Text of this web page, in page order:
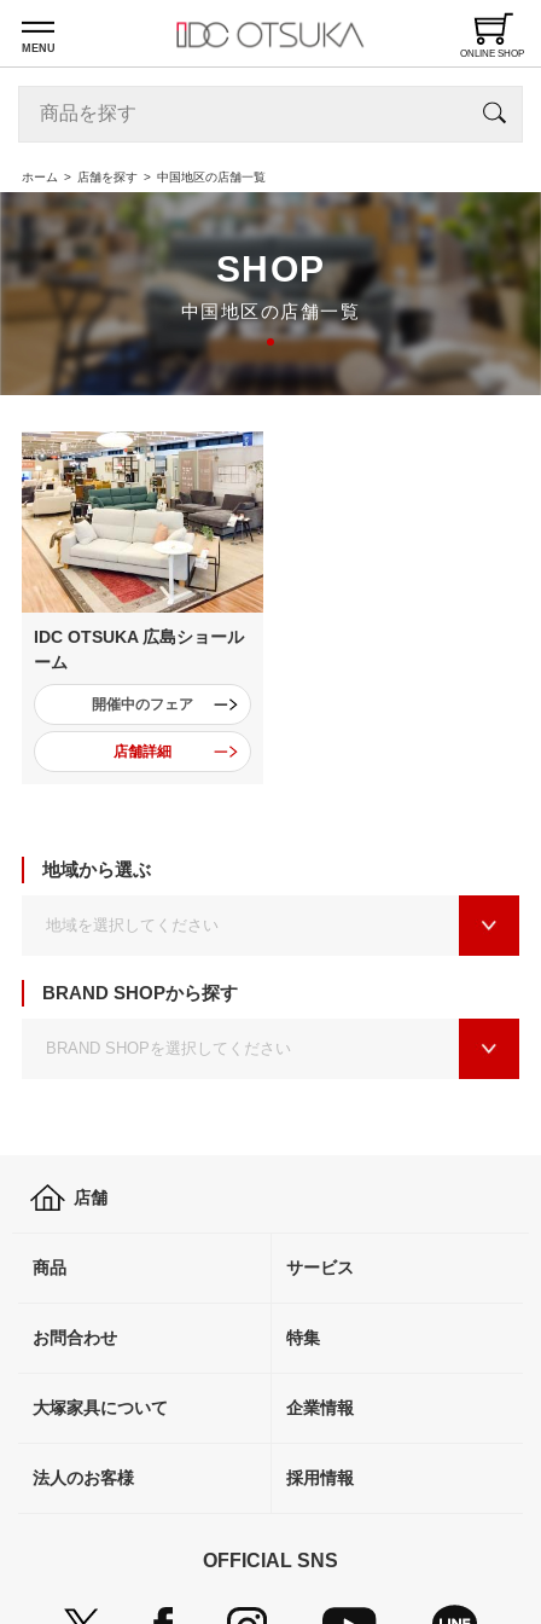
MENU ONLINE SHOP
ホーム 店舗を探す 中国地区の店舗一覧
SHOP
中国地区の店舗一覧
IDC OTSUKA 広島ショール
ーム
開催中のフェア
店舗詳細
地域から選ぶ
BRAND SHOPから探す
店舗
商品 サービス
お問合わせ 特集
大塚家具について 企業情報
法人のお客様 採用情報
OFFICIAL SNS